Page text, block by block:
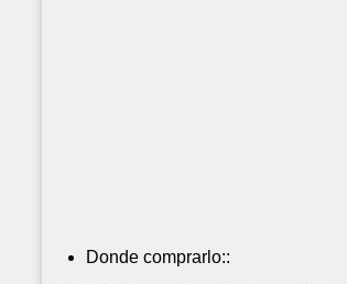
Donde comprarlo::